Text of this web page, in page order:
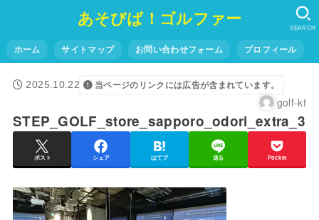
あそびば！ゴルファー
ホーム サイトマップ お問い合わせフォーム プロフィール
SEARCH
2025.10.22 当ページのリンクには広告が含まれています。
golf-kt
STEP_GOLF_store_sapporo_odori_extra_3
ポスト シェア はてブ 送る Pocket